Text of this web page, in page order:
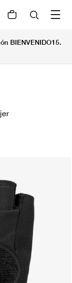
BIENVENIDO15.